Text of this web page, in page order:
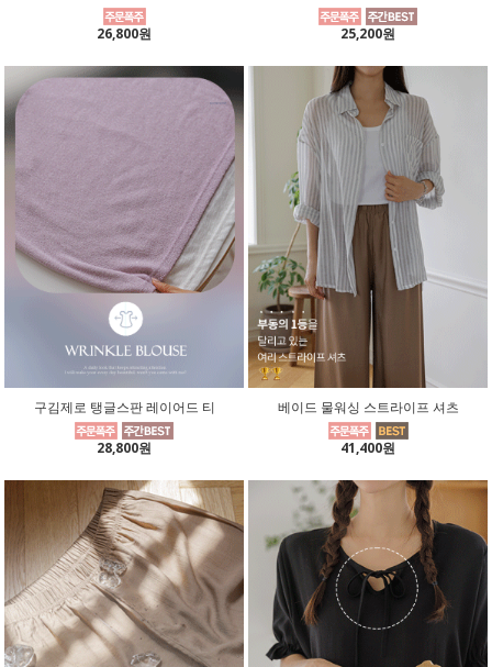
26,800원 25,200원
구김제로 탱글스판 레이어드 티
28,800원
베이드 물워싱 스트라이프 셔츠
41,400원